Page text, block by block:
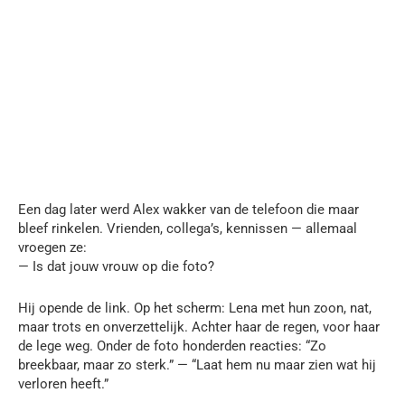
Een dag later werd Alex wakker van de telefoon die maar
bleef rinkelen. Vrienden, collega’s, kennissen — allemaal
vroegen ze:
— Is dat jouw vrouw op die foto?
Hij opende de link. Op het scherm: Lena met hun zoon, nat,
maar trots en onverzettelijk. Achter haar de regen, voor haar
de lege weg. Onder de foto honderden reacties: “Zo
breekbaar, maar zo sterk.” — “Laat hem nu maar zien wat hij
verloren heeft.”